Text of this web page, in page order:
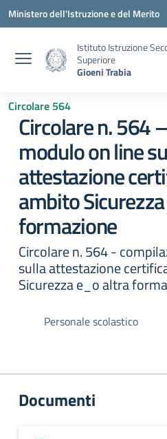
Vai ai contenuti
Vai al menu di navigazione
Vai al footer
Ministero dell'Istruzione e del Merito
Istituto Istruzione
Superiore
Gioeni Trabia
Circolare 564
Circolare n. 564
modulo on line
attestazione
ambito
formazione
Circolare n. 564 -
sulla attestazione
Sicurezza e_o altra
Personale scolastico
Documenti